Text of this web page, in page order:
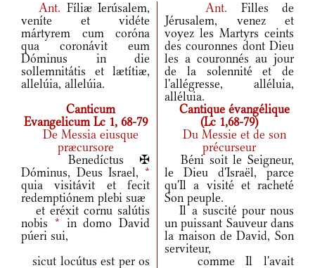
Ant. Fíliæ Ierúsalem,
veníte et vidéte
mártyrem cum coróna
qua coronávit eum
Dóminus in die
sollemnitátis et lætítiæ,
allelúia, allelúia.
Ant. Filles de
Jérusalem, venez et
voyez les Martyrs ceints
des couronnes dont Dieu
les a couronnés au jour
de la solennité et de
l'allégresse, alléluia,
alléluia.
Canticum
Evangelicum Lc 1, 68-79
Cantique évangélique
(Lc 1,68-79)
De Messia eiusque
præcursore
Du Messie et de son
précurseur
Benedíctus ✠
Dóminus, Deus Israel, *
quia visitávit et fecit
redemptiónem plebi suæ
Béni soit le Seigneur,
le Dieu d'Israël, parce
qu'Il a visité et racheté
Son peuple.
et eréxit cornu salútis
nobis * in domo David
púeri sui,
Il a suscité pour nous
un puissant Sauveur dans
la maison de David, Son
serviteur,
sicut locútus est per os
comme Il l'avait